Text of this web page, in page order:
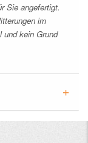
Sie angefertigt.
im
und kein Grund